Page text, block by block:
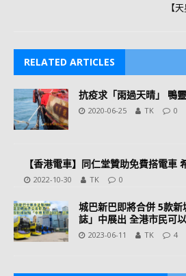
【
RELATED ARTICLES
抗疫求「雨過天晴」 鴨
2020-06-25 TK 0
【香港電車】同仁堂贊助免費搭電車
2022-10-30 TK 0
城巴新巴即將合併 5款
誌」中展出 全港市民可
2023-06-11 TK 4